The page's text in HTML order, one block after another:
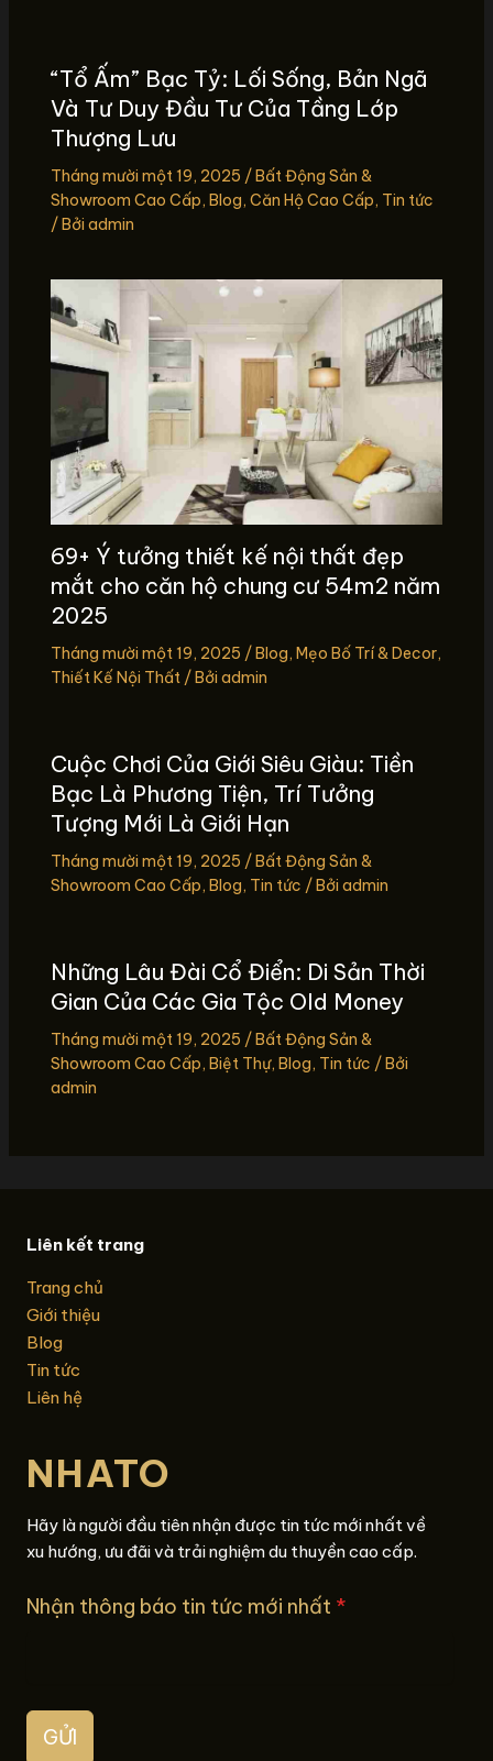
“Tổ Ấm” Bạc Tỷ: Lối Sống, Bản Ngã
Và Tư Duy Đầu Tư Của Tầng Lớp
Thượng Lưu
Tháng mười một 19, 2025 /Bất Động Sản &
Showroom Cao Cấp, Blog, Căn Hộ Cao Cấp, Tin tức
/ Bởi admin
69+ Ý tưởng thiết kế nội thất đẹp
mắt cho căn hộ chung cư 54m2 năm
2025
Tháng mười một 19, 2025 /Blog, Mẹo Bố Trí & Decor,
Thiết Kế Nội Thất / Bởi admin
Cuộc Chơi Của Giới Siêu Giàu: Tiền
Bạc Là Phương Tiện, Trí Tưởng
Tượng Mới Là Giới Hạn
Tháng mười một 19, 2025 /Bất Động Sản &
Showroom Cao Cấp, Blog, Tin tức / Bởi admin
Những Lâu Đài Cổ Điển: Di Sản Thời
Gian Của Các Gia Tộc Old Money
Tháng mười một 19, 2025 /Bất Động Sản &
Showroom Cao Cấp, Biệt Thự, Blog, Tin tức / Bởi
admin
Liên kết trang
Trang chủ
Giới thiệu
Blog
Tin tức
Liên hệ
NHATO
Hãy là người đầu tiên nhận được tin tức mới nhất về
xu hướng, ưu đãi và trải nghiệm du thuyền cao cấp.
Nhận thông báo tin tức mới nhất *
GỬI